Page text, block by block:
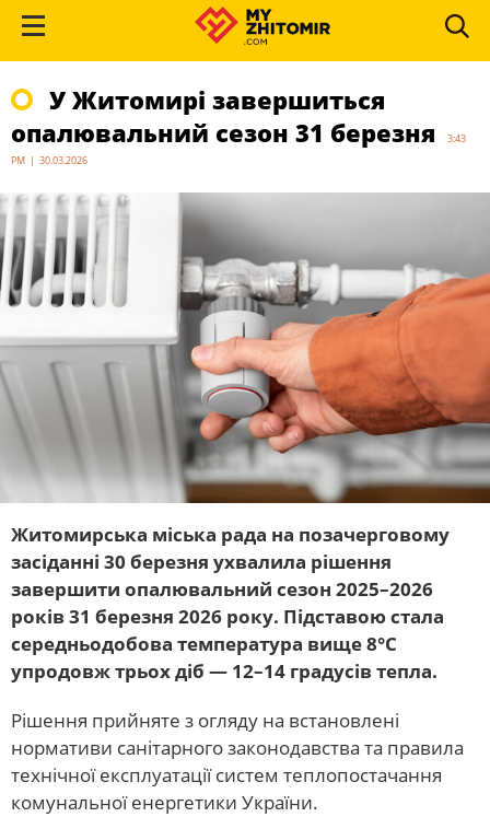
У Житомирі завершиться
опалювальний сезон 31 березня
3:43
PM | 30.03.2026
Житомирська міська рада на позачерговому
засіданні 30 березня ухвалила рішення
завершити опалювальний сезон 2025–2026
років 31 березня 2026 року. Підставою стала
середньодобова температура вище 8°C
упродовж трьох діб — 12–14 градусів тепла.
Рішення прийняте з огляду на встановлені
нормативи санітарного законодавства та правила
технічної експлуатації систем теплопостачання
комунальної енергетики України.